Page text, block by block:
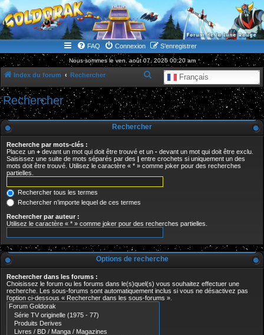
WWW.GOLDORAKGO.COM
le site de la Lune Rouge
FAQ Connexion S’enregistrer
Nous sommes le ven. août 07, 2026 00:20 am
Index du forum Rechercher Français
e
c
h
c
e
Rechercher
Rechercher
Recherche par mots-clés :
Placez un + devant un mot qui doit être trouvé et un - devant un mot qui doit être exclu.
Saisissez une suite de mots séparés par des | entre crochets si uniquement un des
mots doit être trouvé. Utilisez le caractère « * » comme joker pour des recherches
partielles.
Rechercher tous les termes
Rechercher n’importe lequel de ces termes
Rechercher par auteur :
Utilisez le caractère « * » comme joker pour des recherches partielles.
Options de recherche
Rechercher dans les forums :
Choisissez le forum ou les forums dans le(s)quel(s) vous souhaitez effectuer une
recherche. Les sous-forums sont automatiquement inclus si vous ne désactivez pas
l’option ci-dessous « Rechercher dans les sous-forums ».